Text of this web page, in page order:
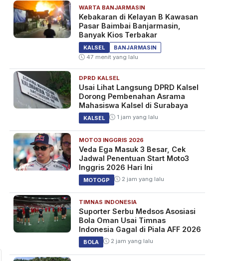
WARTA BANJARMASIN
Kebakaran di Kelayan B Kawasan
Pasar Baimbai Banjarmasin,
Banyak Kios Terbakar
KALSEL
BANJARMASIN
47 menit yang lalu
DPRD KALSEL
Usai Lihat Langsung DPRD Kalsel
Dorong Pembenahan Asrama
Mahasiswa Kalsel di Surabaya
KALSEL 1 jam yang lalu
MOTO3 INGGRIS 2026
Veda Ega Masuk 3 Besar, Cek
Jadwal Penentuan Start Moto3
Inggris 2026 Hari Ini
MOTOGP 2 jam yang lalu
TIMNAS INDONESIA
Suporter Serbu Medsos Asosiasi
Bola Oman Usai Timnas
Indonesia Gagal di Piala AFF 2026
BOLA 2 jam yang lalu